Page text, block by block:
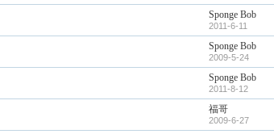
Sponge Bob
2011-6-11
Sponge Bob
2009-5-24
Sponge Bob
2011-8-12
福哥
2009-6-27